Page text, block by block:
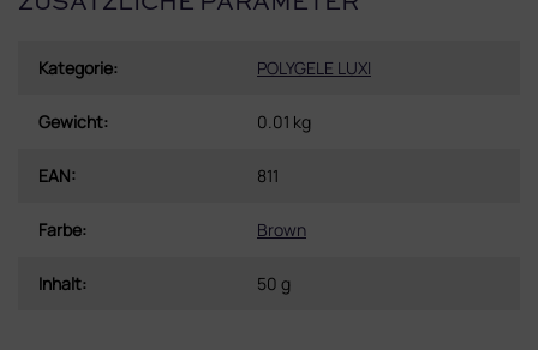
Kategorie: POLYGELE LUXI
Gewicht: 0.01 kg
EAN: 811
Farbe: Brown
Inhalt: 50 g